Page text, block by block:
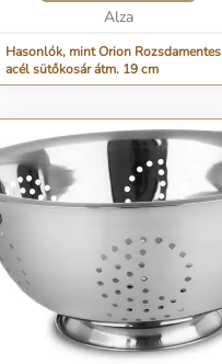
Alza
Hasonlók, mint Orion Rozsdamentes
acél sütőkosár átm. 19 cm